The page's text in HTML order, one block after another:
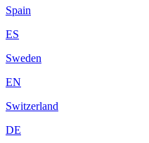
Spain
ES
Sweden
EN
Switzerland
DE